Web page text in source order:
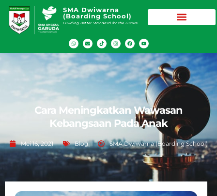
SMA Dwiwarna
(Boarding School)
Building Better Standard for the Future
Cara Meningkatkan Wawasan
Kebangsaan Pada Anak
Mei 16, 2021 Blog SMA Dwiwarna (Boarding School)